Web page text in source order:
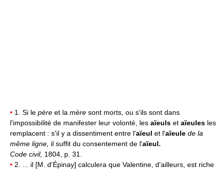
• 1. Si le père et la mère sont morts, ou s'ils sont dans
l'impossibilité de manifester leur volonté, les aïeuls et aïeules les
remplacent : s'il y a dissentiment entre l'aïeul et l'aïeule de la
même ligne, il suffit du consentement de l'aïeul.
Code civil, 1804, p. 31.
• 2. ... il [M. d'Épinay] calculera que Valentine, d'ailleurs, est riche